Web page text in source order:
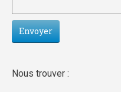
Nous trouver :